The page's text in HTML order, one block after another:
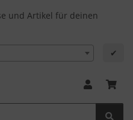
und Artikel für deinen
✔